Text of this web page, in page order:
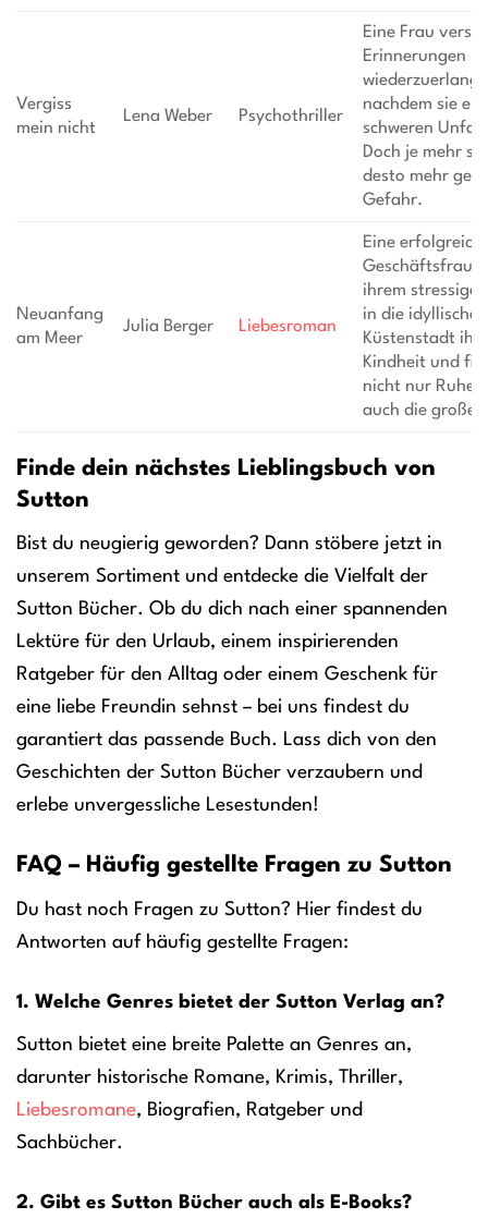
Vergiss
mein nicht
Lena Weber Psychothriller
Eine Frau
Erinnerungen
nachdem sie
schweren
Doch je mehr
desto mehr
Gefahr.
Neuanfang
am Meer
Julia Berger Liebesroman
Eine
Geschäftsfrau
ihrem
in die idyllische
Küstenstadt
Kindheit und
nicht nur Ruhe,
auch die große
Finde dein nächstes Lieblingsbuch von
Sutton
Bist du neugierig geworden? Dann stöbere jetzt in
unserem Sortiment und entdecke die Vielfalt der
Sutton Bücher. Ob du dich nach einer spannenden
Lektüre für den Urlaub, einem inspirierenden
Ratgeber für den Alltag oder einem Geschenk für
eine liebe Freundin sehnst – bei uns findest du
garantiert das passende Buch. Lass dich von den
Geschichten der Sutton Bücher verzaubern und
erlebe unvergessliche Lesestunden!
FAQ – Häufig gestellte Fragen zu Sutton
Du hast noch Fragen zu Sutton? Hier findest du
Antworten auf häufig gestellte Fragen:
1. Welche Genres bietet der Sutton Verlag an?
Sutton bietet eine breite Palette an Genres an,
darunter historische Romane, Krimis, Thriller,
Liebesromane, Biografien, Ratgeber und
Sachbücher.
2. Gibt es Sutton Bücher auch als E-Books?